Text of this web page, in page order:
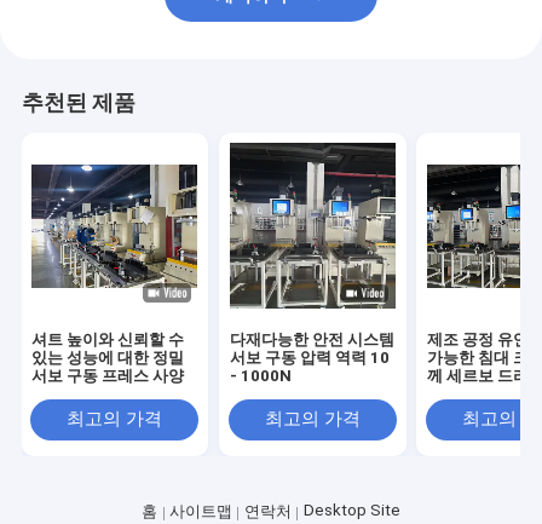
추천된 제품
셔트 높이와 신뢰할 수
있는 성능에 대한 정밀
서보 구동 프레스 사양
최고의 가격
다재다능한 안전 시스템
서보 구동 압력 역력 10
- 1000N
최고의 가격
제조 공정 유연
가능한 침대 크
께 세르보 드라
최고의
홈 사이트맵 연락처 Desktop Site